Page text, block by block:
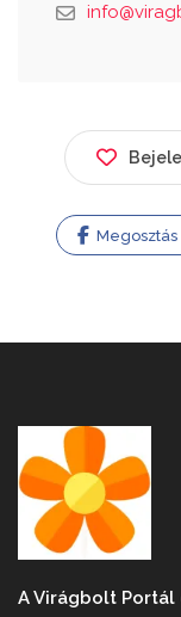
Megosztás
A Virágbolt